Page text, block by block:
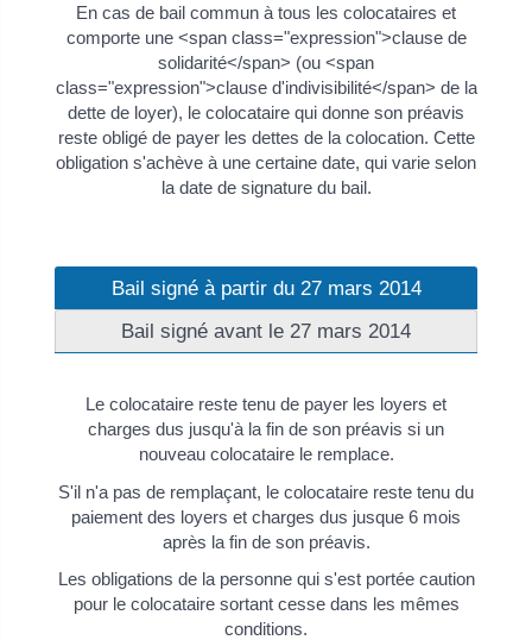
En cas de bail commun à tous les colocataires et
comporte une <span class="expression">clause de
solidarité</span> (ou <span
class="expression">clause d'indivisibilité</span> de la
dette de loyer), le colocataire qui donne son préavis
reste obligé de payer les dettes de la colocation. Cette
obligation s'achève à une certaine date, qui varie selon
la date de signature du bail.
Bail signé à partir du 27 mars 2014
Bail signé avant le 27 mars 2014
Le colocataire reste tenu de payer les loyers et
charges dus jusqu'à la fin de son préavis si un
nouveau colocataire le remplace.
S'il n'a pas de remplaçant, le colocataire reste tenu du
paiement des loyers et charges dus jusque 6 mois
après la fin de son préavis.
Les obligations de la personne qui s'est portée caution
pour le colocataire sortant cesse dans les mêmes
conditions.